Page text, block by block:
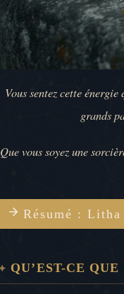
Vous sentez cette
grands
Que vous soyez une
Résumé : Litha
QU’EST-CE